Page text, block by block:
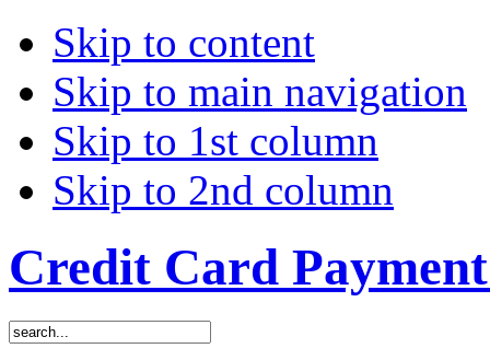
Skip to content
Skip to main navigation
Skip to 1st column
Skip to 2nd column
Credit Card